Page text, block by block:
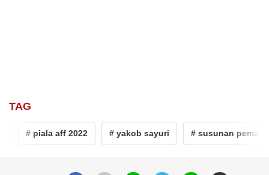
TAG
# piala aff 2022 # yakob sayuri # susunan pemain